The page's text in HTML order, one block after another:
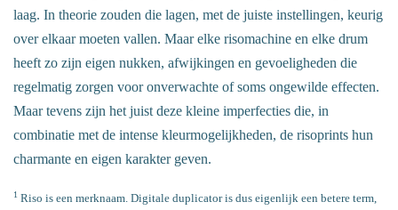
laag. In theorie zouden die lagen, met de juiste instellingen, keurig
over elkaar moeten vallen. Maar elke risomachine en elke drum
heeft zo zijn eigen nukken, afwijkingen en gevoeligheden die
regelmatig zorgen voor onverwachte of soms ongewilde effecten.
Maar tevens zijn het juist deze kleine imperfecties die, in
combinatie met de intense kleurmogelijkheden, de risoprints hun
charmante en eigen karakter geven.
1 Riso is een merknaam. Digitale duplicator is dus eigenlijk een betere term,